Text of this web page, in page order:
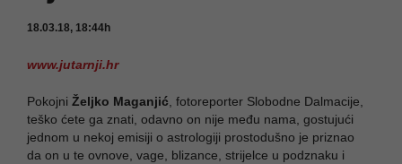
18.03.18, 18:44h
www.jutarnji.hr
Pokojni Željko Maganjić , fotoreporter Slobodne Dalmacije,
teško ćete ga znati, odavno on nije među nama, gostujući
jednom u nekoj emisiji o astrologiji prostodušno je priznao
da on u te ovnove, vage, blizance, strijelce u podznaku i